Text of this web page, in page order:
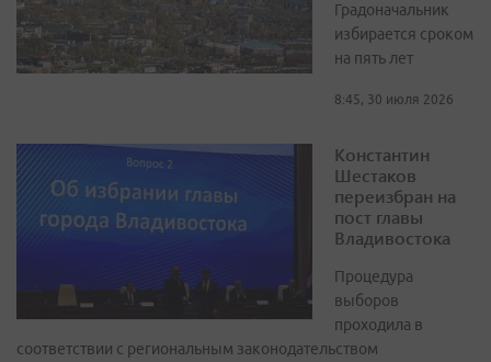
Градоначальник
избирается сроком
на пять лет
8:45, 30 июля 2026
Константин
Шестаков
переизбран на
пост главы
Владивостока
Процедура
выборов
проходила в
соответствии с региональным законодательством